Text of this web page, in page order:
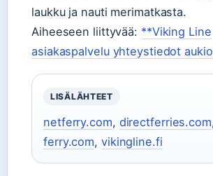
laukku ja nauti merimatkasta.
Aiheeseen liittyvää: **Viking Line
asiakaspalvelu yhteystiedot
LISÄLÄHTEET
netferry.com, directferries.com
ferry.com, vikingline.fi